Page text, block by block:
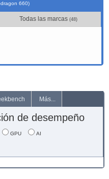
660)
Todas las marcas (48)
Más...
de desempeño
GPU AI